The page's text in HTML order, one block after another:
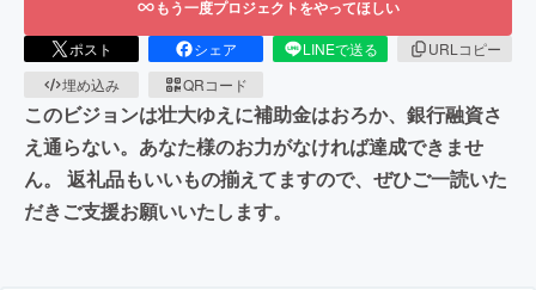
もう一度プロジェクトをやってほしい
ポスト シェア LINEで送る
URLコピー
埋め込み
QRコード
このビジョンは壮大ゆえに補助金はおろか、銀行融資さ
え通らない。あなた様のお力がなければ達成できませ
ん。 返礼品もいいもの揃えてますので、ぜひご一読いた
だきご支援お願いいたします。